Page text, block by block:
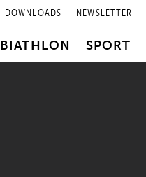
DOWNLOADS NEWSLETTER
BIATHLON SPORT